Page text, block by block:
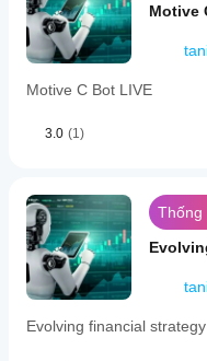
Motive
Motive C Bot LIVE
3.0 (1)
Thống
Evolving financial